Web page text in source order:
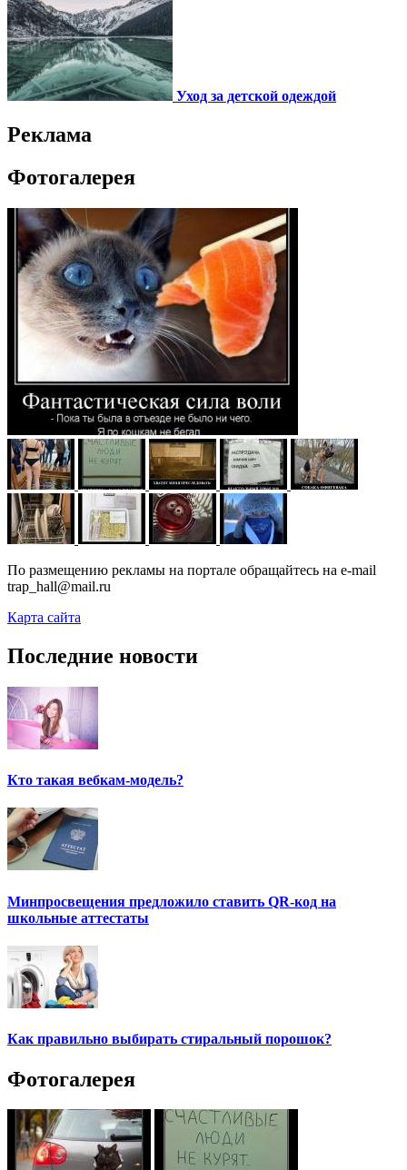
Уход за детской одеждой
Реклама
Фотогалерея
По размещению рекламы на портале обращайтесь на e-mail
trap_hall@mail.ru
Карта сайта
Последние новости
Кто такая вебкам-модель?
Минпросвещения предложило ставить QR-код на
школьные аттестаты
Как правильно выбирать стиральный порошок?
Фотогалерея